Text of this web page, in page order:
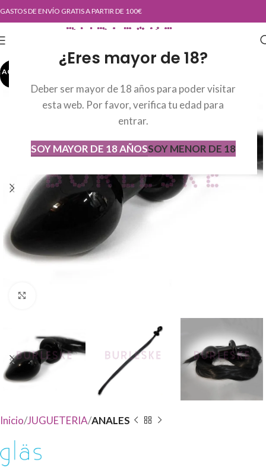
¿Eres mayor de 18?
Deber ser mayor de 18 años para poder visitar
esta web. Por favor, verifica tu edad para
entrar.
SOY MAYOR DE 18 AÑOSSOY MENOR DE 18
GASTOS DE ENVÍO GRATIS A PARTIR DE 100€
AGOT
AGOTADO
Inicio JUGUETERIA ANALES